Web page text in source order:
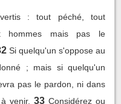
: tout péché, tout
hommes mais pas le
Si quelqu'un s'oppose au
; mais si quelqu'un
pas le pardon, ni dans
venir. 33 Considérez ou